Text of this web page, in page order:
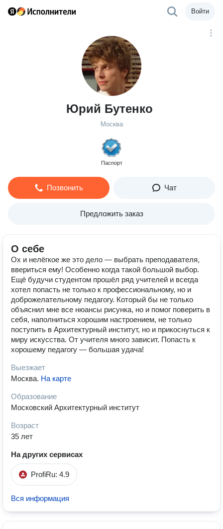
Войти
Юрий Бутенко
Москва
Паспорт
Позвонить Чат
Предложить заказ
О себе
Ох и нелёгкое же это дело — выбрать преподавателя,
ввериться ему! Особенно когда такой большой выбор.
Ещё будучи студентом прошёл ряд учителей и всегда
хотел попасть не только к профессиональному, но и
доброжелательному педагогу. Который бы не только
объяснил мне все нюансы рисунка, но и помог поверить в
себя, наполниться хорошим настроением, не только
поступить в Архитектурный институт, но и прикоснуться к
миру искусства. От учителя много зависит. Попасть к
хорошему педагогу — большая удача!
Выезжает
Москва. На карте
Образование
Московский Архитектурный институт
Возраст
35 лет
На других сервисах
ProfiRu: 4.9
Вся информация